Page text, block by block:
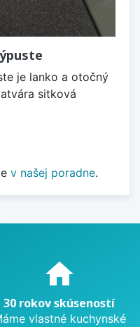
je lanko a otočný
sitková
v našej poradne.
home
30 rokov skúseností
vlastné kuchynské